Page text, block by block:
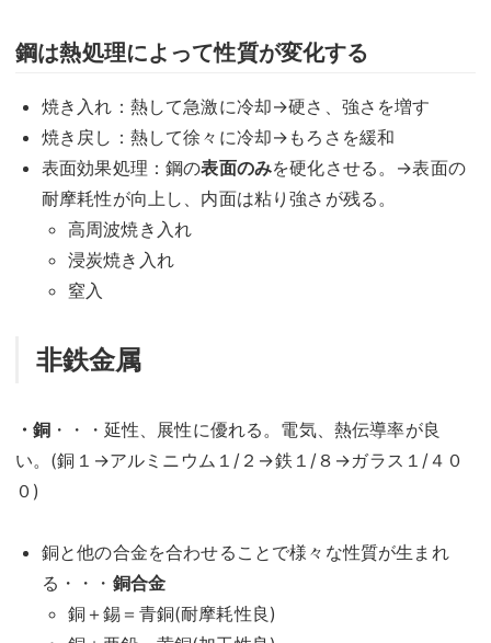
鋼は熱処理によって性質が変化する
焼き入れ：熱して急激に冷却→硬さ、強さを増す
焼き戻し：熱して徐々に冷却→もろさを緩和
表面効果処理：鋼の表面のみを硬化させる。→表面の
耐摩耗性が向上し、内面は粘り強さが残る。
高周波焼き入れ
浸炭焼き入れ
窒入
非鉄金属
・銅 ・・・延性、展性に優れる。電気、熱伝導率が良
い。(銅１→アルミニウム１/２→鉄１/８→ガラス１/４０
０)
銅と他の合金を合わせることで様々な性質が生まれ
る・・・ 銅合金
銅＋錫＝青銅(耐摩耗性良)